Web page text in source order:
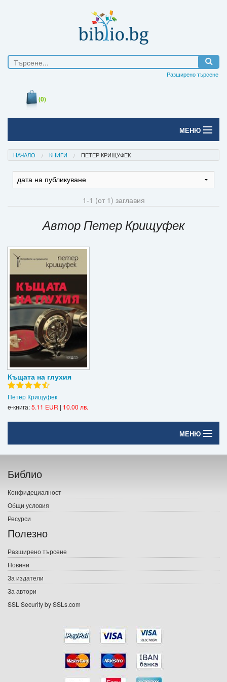
Разширено търсене
(0)
МЕНЮ
Начало
Печатни книги
Е-списания
Подаръци
Ваучери
Промоции
Контакти
Вход
Регистрация
НАЧАЛО КНИГИ ПЕТЕР КРИЩУФЕК
1-1 (от 1) заглавия
Автор Петер Крищуфек
Къщата на глухия
Петер Крищуфек
е-книга:5.11 EUR | 10.00 лв.
МЕНЮ
Начало
Печатни книги
Електронни книги
Е-списания
Подаръци
Ваучери
Библио
Конфидециалност
Общи условия
Ресурси
Полезно
Разширено търсене
Новини
За издатели
За автори
SSL Security by SSLs.com